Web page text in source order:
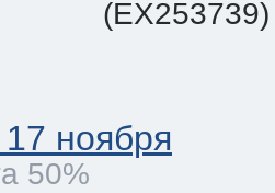
(EX253739)
ноября
50%